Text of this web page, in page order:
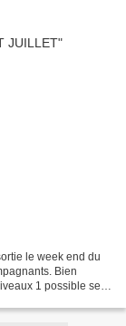
le week end du
Bien
1 possible sera